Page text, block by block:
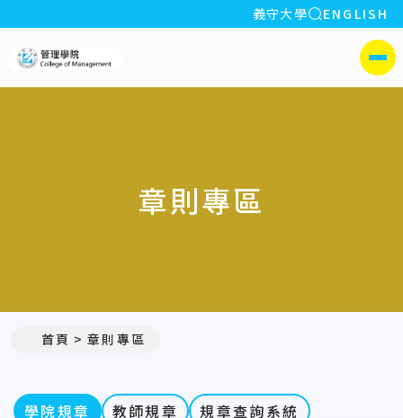
:::
義守大學 全站搜索
ENGLISH
側選單
章則專區
首頁 章則專區
學院規章 教師規章 規章查詢系統